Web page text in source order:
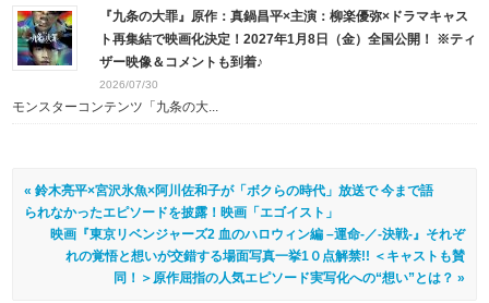
『九条の大罪』原作：真鍋昌平×主演：柳楽優弥×ドラマキャス
ト再集結で映画化決定！2027年1月8日（金）全国公開！ ※ティ
ザー映像＆コメントも到着♪
2026/07/30
モンスターコンテンツ「九条の大...
« 鈴木亮平×宮沢氷魚×阿川佐和子が「ボクらの時代」放送で 今まで語
られなかったエピソードを披露！映画「エゴイスト」
映画『東京リベンジャーズ2 血のハロウィン編 –運命-／-決戦-』それぞ
れの覚悟と想いが交錯する場面写真一挙1０点解禁!! ＜キャストも賛
同！＞原作屈指の人気エピソード実写化への“想い”とは？ »